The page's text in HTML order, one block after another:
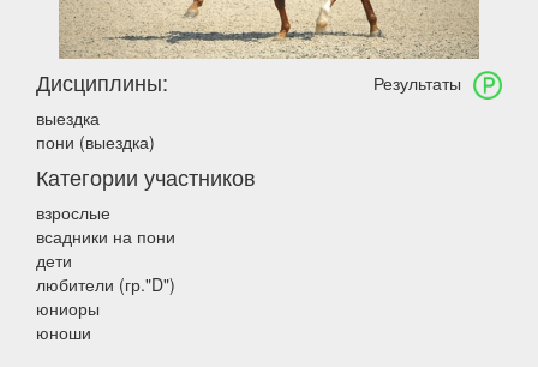
Результаты
Дисциплины:
выездка
пони (выездка)
Категории участников
взрослые
всадники на пони
дети
любители (гр."D")
юниоры
юноши